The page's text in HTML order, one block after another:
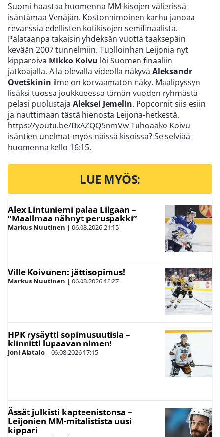
Suomi haastaa huomenna MM-kisojen välierissä
isäntämaa Venäjän. Kostonhimoinen karhu janoaa
revanssia edellisten kotikisojen semifinaalista.
Palataanpa takaisin yhdeksän vuotta taaksepäin
kevään 2007 tunnelmiin. Tuolloinhan Leijonia nyt
kipparoiva Mikko Koivu löi Suomen finaaliin
jatkoajalla. Alla olevalla videolla näkyvä Aleksandr
Ovetškinin ilme on korvaamaton näky. Maalipyssyn
lisäksi tuossa joukkueessa tämän vuoden ryhmästä
pelasi puolustaja Aleksei Jemelin. Popcornit siis esiin
ja nauttimaan tästä hienosta Leijona-hetkestä.
https://youtu.be/BxAZQQ5nmVw Tuhoaako Koivu
isäntien unelmat myös näissä kisoissa? Se selviää
huomenna kello 16:15.
LUE MYÖS:
Alex Lintuniemi palaa Liigaan –
”Maailmaa nähnyt peruspakki”
Markus Nuutinen | 06.08.202621:15
Ville Koivunen: jättisopimus!
Markus Nuutinen | 06.08.2026 18:27
HPK rysäytti sopimusuutisia –
kiinnitti lupaavan nimen!
Joni Alatalo | 06.08.2026 17:15
Ässät julkisti kapteenistonsa –
Leijonien MM-mitalistista uusi
kippari